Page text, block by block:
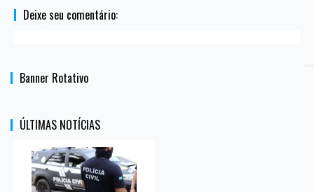
Deixe seu comentário:
Banner Rotativo
ÚLTIMAS NOTÍCIAS